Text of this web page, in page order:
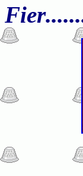
Fier.